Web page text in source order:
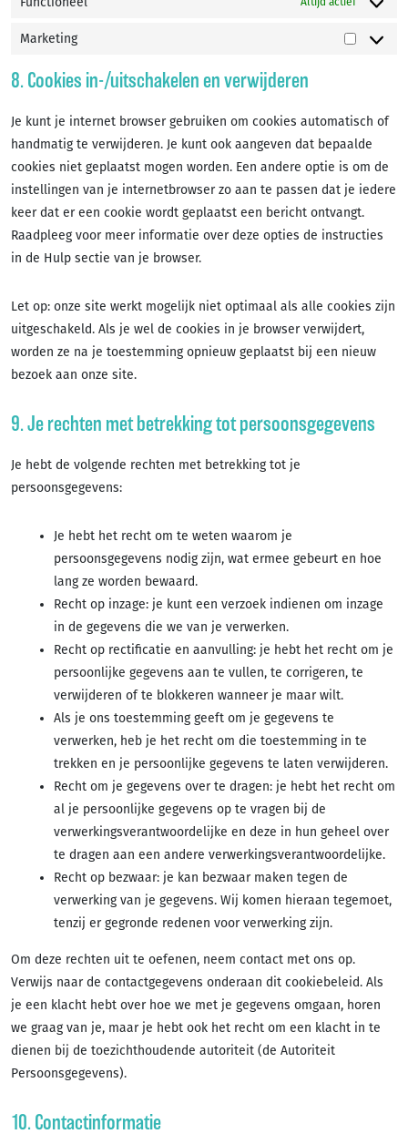
Marketing
8. Cookies in-/uitschakelen en verwijderen
Je kunt je internet browser gebruiken om cookies automatisch of
handmatig te verwijderen. Je kunt ook aangeven dat bepaalde
cookies niet geplaatst mogen worden. Een andere optie is om de
instellingen van je internetbrowser zo aan te passen dat je iedere
keer dat er een cookie wordt geplaatst een bericht ontvangt.
Raadpleeg voor meer informatie over deze opties de instructies
in de Hulp sectie van je browser.
Let op: onze site werkt mogelijk niet optimaal als alle cookies zijn
uitgeschakeld. Als je wel de cookies in je browser verwijdert,
worden ze na je toestemming opnieuw geplaatst bij een nieuw
bezoek aan onze site.
9. Je rechten met betrekking tot persoonsgegevens
Je hebt de volgende rechten met betrekking tot je
persoonsgegevens:
Je hebt het recht om te weten waarom je
persoonsgegevens nodig zijn, wat ermee gebeurt en hoe
lang ze worden bewaard.
Recht op inzage: je kunt een verzoek indienen om inzage
in de gegevens die we van je verwerken.
Recht op rectificatie en aanvulling: je hebt het recht om je
persoonlijke gegevens aan te vullen, te corrigeren, te
verwijderen of te blokkeren wanneer je maar wilt.
Als je ons toestemming geeft om je gegevens te
verwerken, heb je het recht om die toestemming in te
trekken en je persoonlijke gegevens te laten verwijderen.
Recht om je gegevens over te dragen: je hebt het recht om
al je persoonlijke gegevens op te vragen bij de
verwerkingsverantwoordelijke en deze in hun geheel over
te dragen aan een andere verwerkingsverantwoordelijke.
Recht op bezwaar: je kan bezwaar maken tegen de
verwerking van je gegevens. Wij komen hieraan tegemoet,
tenzij er gegronde redenen voor verwerking zijn.
Om deze rechten uit te oefenen, neem contact met ons op.
Verwijs naar de contactgegevens onderaan dit cookiebeleid. Als
je een klacht hebt over hoe we met je gegevens omgaan, horen
we graag van je, maar je hebt ook het recht om een klacht in te
dienen bij de toezichthoudende autoriteit (de Autoriteit
Persoonsgegevens).
10. Contactinformatie